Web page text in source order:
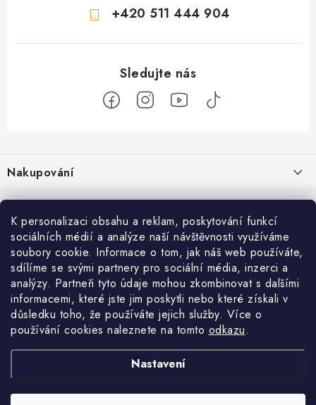
K personalizaci obsahu a reklam, poskytování funkcí
sociálních médií a analýze naší návštěvnosti využíváme
soubory cookie. Informace o tom, jak náš web používáte,
sdílíme se svými partnery pro sociální média, inzerci a
analýzy. Partneři tyto údaje mohou zkombinovat s dalšími
informacemi, které jste jim poskytli nebo které získali v
důsledku toho, že používáte jejich služby. Více o
používání cookies naleznete na tomto odkazu.
Nastavení
+420 511 444 904
p
a
Nakupování
Jak nakupovat
Obchodní podmínky
Doprava a platba
Cookies
Ochrana osobních údajú
Jak funguje Zásilkovna?
Reklamace / vrácení zboží
Použití Dárkové poukázky
O nás
Kontakty
Příběh Profigaráže
Showroom Prešov
Služby
Velkoobchod Profigaráž.sk Zboží.cz Heureka.cz